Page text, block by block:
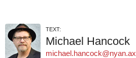
TEXT:
Michael Hancock
michael.hancock@nyan.ax